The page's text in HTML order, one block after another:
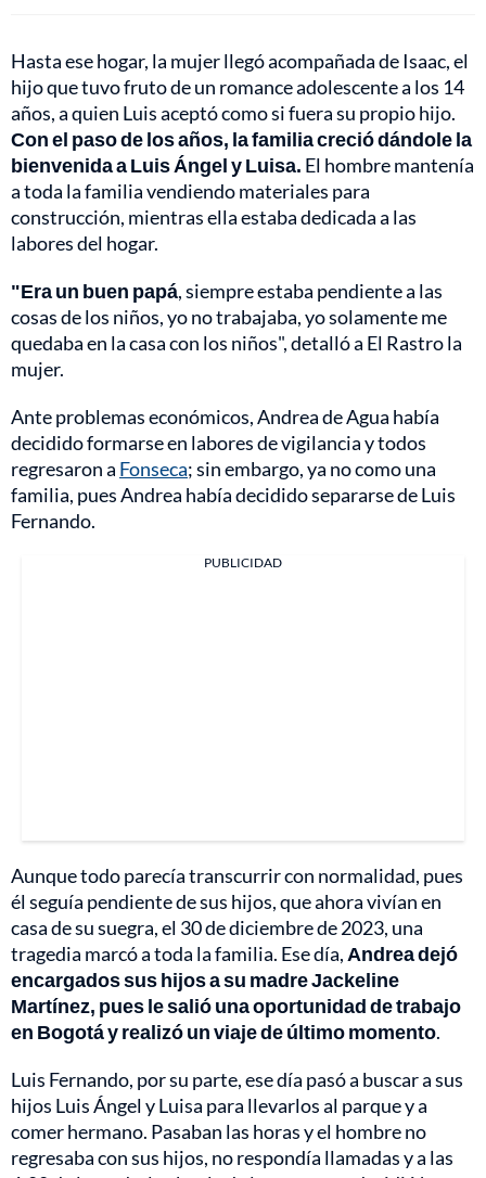
Hasta ese hogar, la mujer llegó acompañada de Isaac, el
hijo que tuvo fruto de un romance adolescente a los 14
años, a quien Luis aceptó como si fuera su propio hijo.
Con el paso de los años, la familia creció dándole la
bienvenida a Luis Ángel y Luisa. El hombre mantenía
a toda la familia vendiendo materiales para
construcción, mientras ella estaba dedicada a las
labores del hogar.
"Era un buen papá, siempre estaba pendiente a las
cosas de los niños, yo no trabajaba, yo solamente me
quedaba en la casa con los niños", detalló a El Rastro la
mujer.
Ante problemas económicos, Andrea de Agua había
decidido formarse en labores de vigilancia y todos
regresaron a Fonseca; sin embargo, ya no como una
familia, pues Andrea había decidido separarse de Luis
Fernando.
PUBLICIDAD
Aunque todo parecía transcurrir con normalidad, pues
él seguía pendiente de sus hijos, que ahora vivían en
casa de su suegra, el 30 de diciembre de 2023, una
tragedia marcó a toda la familia. Ese día, Andrea dejó
encargados sus hijos a su madre Jackeline
Martínez, pues le salió una oportunidad de trabajo
en Bogotá y realizó un viaje de último momento.
Luis Fernando, por su parte, ese día pasó a buscar a sus
hijos Luis Ángel y Luisa para llevarlos al parque y a
comer hermano. Pasaban las horas y el hombre no
regresaba con sus hijos, no respondía llamadas y a las